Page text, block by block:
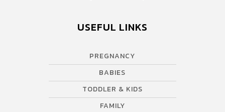
USEFUL LINKS
PREGNANCY
BABIES
TODDLER & KIDS
FAMILY